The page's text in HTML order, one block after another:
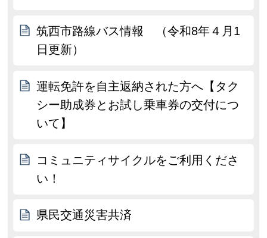
筑西市路線バス情報 （令和8年４月1
日更新）
運転免許を自主返納された方へ【タク
シー助成券とお試し乗車券の交付につ
いて】
コミュニティサイクルをご利用くださ
い！
県民交通災害共済